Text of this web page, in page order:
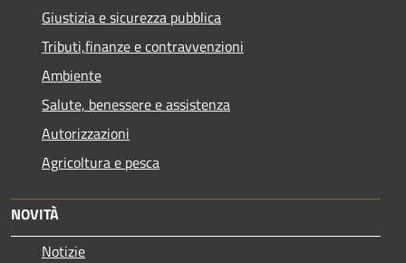
Giustizia e sicurezza pubblica
Tributi,finanze e contravvenzioni
Ambiente
Salute, benessere e assistenza
Autorizzazioni
Agricoltura e pesca
NOVITÀ
Notizie